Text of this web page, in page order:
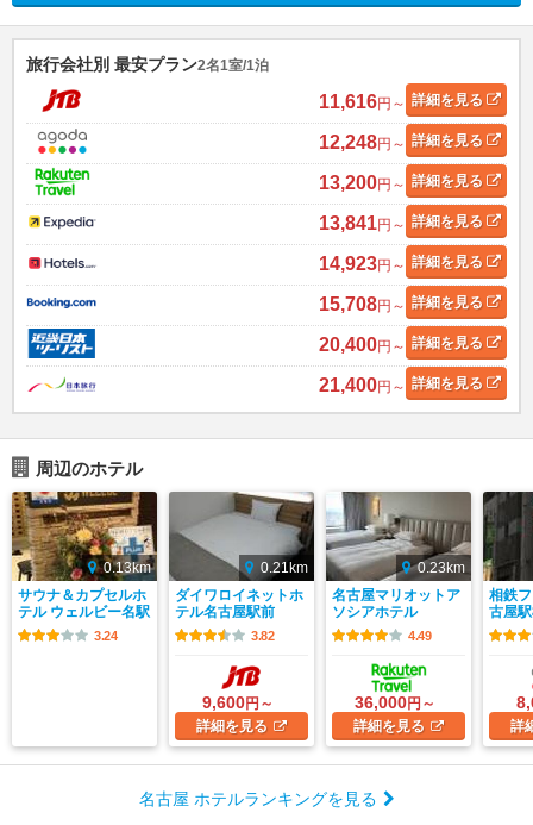
旅行会社別 最安プラン2名1室/1泊
11,616円～ 詳細を見る
12,248円～ 詳細を見る
13,200円～ 詳細を見る
13,841円～ 詳細を見る
14,923円～ 詳細を見る
15,708円～ 詳細を見る
20,400円～ 詳細を見る
21,400円～ 詳細を見る
周辺のホテル
0.13km
サウナ＆カプセルホ
テル ウェルビー名駅
3.24
0.21km
ダイワロイネットホ
テル名古屋駅前
3.82
9,600円～
詳細を見る
0.23km
名古屋マリオットア
ソシアホテル
4.49
36,000円～
詳細を見る
相鉄
古屋
詳
名古屋 ホテルランキングを見る